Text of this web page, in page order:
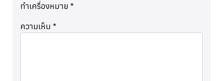
ทำเครื่องหมาย *
ความเห็น *